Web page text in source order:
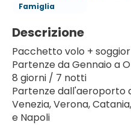
Famiglia
Descrizione
Pacchetto volo +
Partenze da Gennaio a
8 giorni / 7 notti
Partenze dall'aeroporto
Venezia, Verona,
e Napoli